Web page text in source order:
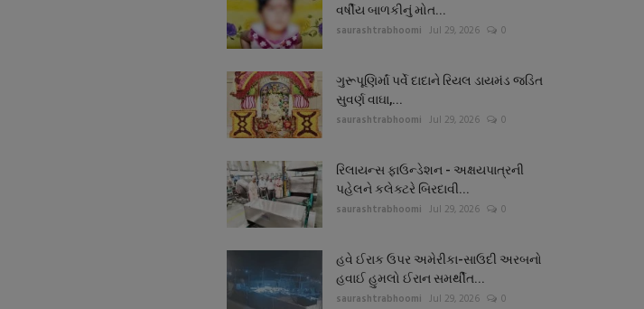
વર્ષીય બાળકીનું મોત...
saurashtrabhoomi Jul 29, 2026 0
ગુરૂપૂણિર્માં પર્વે દાદાને રિયલ ડાયમંડ જડિત
સુવર્ણ વાઘા,...
saurashtrabhoomi Jul 29, 2026 0
રિલાયન્સ ફાઉન્ડેશન - અક્ષયપાત્રની
પહેલને કલેક્ટરે બિરદાવી...
saurashtrabhoomi Jul 29, 2026 0
હવે ઈરાક ઉપર અમેરીકા-સાઉદી અરબનો
હવાઈ હુમલો ઈરાન સમર્થીત...
saurashtrabhoomi Jul 29, 2026 0